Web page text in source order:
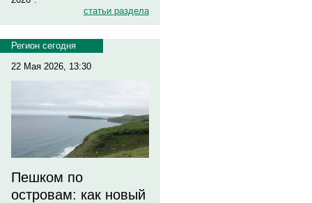
статьи раздела
Регион сегодня
22 Мая 2026, 13:30
Пешком по
островам: как новый